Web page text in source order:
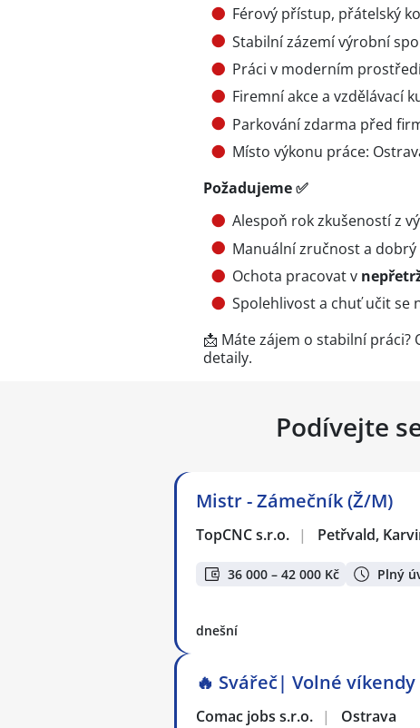
Férový přístup, přátelský
Stabilní zázemí výrobní
Práci v moderním
Firemní akce a vzdělávací
Parkování zdarma před
Místo výkonu práce:
Požadujeme ✅
Alespoň rok zkušeností z
Manuální zručnost a dobrý
Ochota pracovat v
Spolehlivost a chuť učit se
📩 Máte zájem o stabilní práci?
detaily.
Podívejte
Mistr - Zámečník (Ž/M)
TopCNC s.r.o. | Petřvald,
36 000 – 42 000 Kč Plný
dnešní
🔥 Svářeč| Volné víkendy
Comac jobs s.r.o. | Ostrava